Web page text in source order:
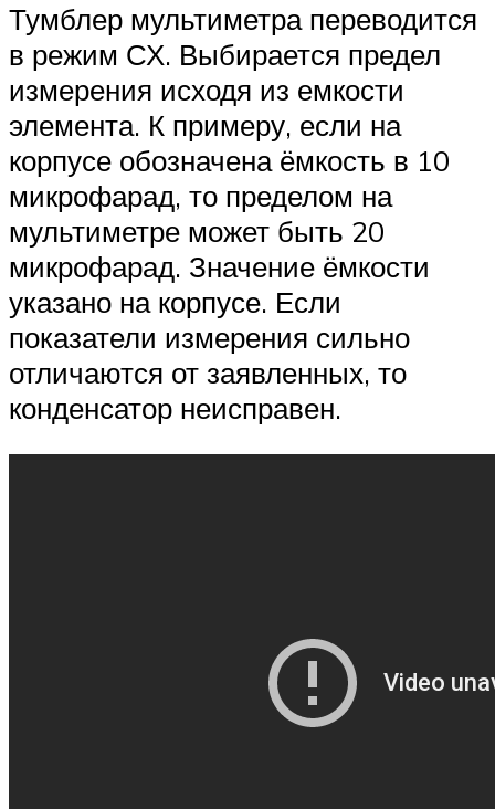
Тумблер мультиметра переводится
в режим СХ. Выбирается предел
измерения исходя из емкости
элемента. К примеру, если на
корпусе обозначена ёмкость в 10
микрофарад, то пределом на
мультиметре может быть 20
микрофарад. Значение ёмкости
указано на корпусе. Если
показатели измерения сильно
отличаются от заявленных, то
конденсатор неисправен.